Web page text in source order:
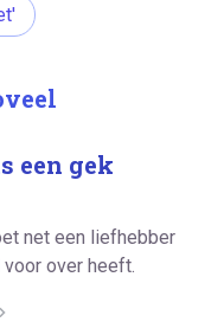
een gek
net een liefhebber
over heeft.